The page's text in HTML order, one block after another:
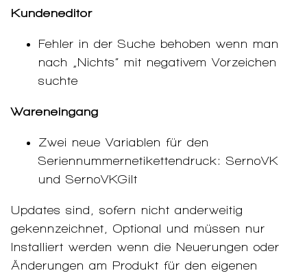
Kundeneditor
Fehler in der Suche behoben wenn man
nach „Nichts“ mit negativem Vorzeichen
suchte
Wareneingang
Zwei neue Variablen für den
Seriennummernetikettendruck: SernoVK
und SernoVKGilt
Updates sind, sofern nicht anderweitig
gekennzeichnet, Optional und müssen nur
Installiert werden wenn die Neuerungen oder
Änderungen am Produkt für den eigenen